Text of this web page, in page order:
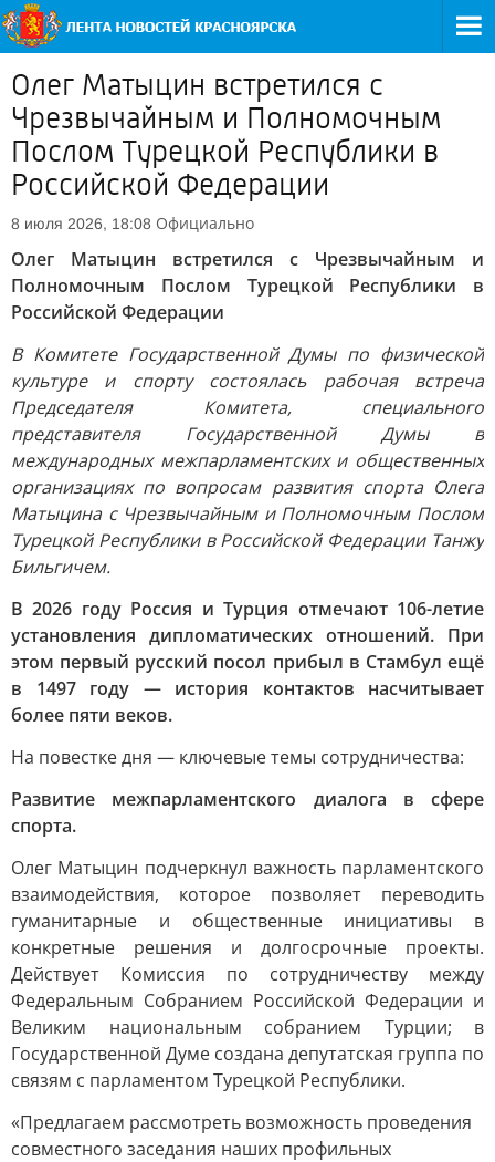
Олег Матыцин встретился с
Чрезвычайным и Полномочным
Послом Турецкой Республики в
Российской Федерации
8 июля 2026, 18:08 Официально
Олег Матыцин встретился с Чрезвычайным и
Полномочным Послом Турецкой Республики в
Российской Федерации
В Комитете Государственной Думы по физической
культуре и спорту состоялась рабочая встреча
Председателя Комитета, специального
представителя Государственной Думы в
международных межпарламентских и общественных
организациях по вопросам развития спорта Олега
Матыцина с Чрезвычайным и Полномочным Послом
Турецкой Республики в Российской Федерации Танжу
Бильгичем.
В 2026 году Россия и Турция отмечают 106-летие
установления дипломатических отношений. При
этом первый русский посол прибыл в Стамбул ещё
в 1497 году — история контактов насчитывает
более пяти веков.
На повестке дня — ключевые темы сотрудничества:
Развитие межпарламентского диалога в сфере
спорта.
Олег Матыцин подчеркнул важность парламентского
взаимодействия, которое позволяет переводить
гуманитарные и общественные инициативы в
конкретные решения и долгосрочные проекты.
Действует Комиссия по сотрудничеству между
Федеральным Собранием Российской Федерации и
Великим национальным собранием Турции; в
Государственной Думе создана депутатская группа по
связям с парламентом Турецкой Республики.
«Предлагаем рассмотреть возможность проведения
совместного заседания наших профильных